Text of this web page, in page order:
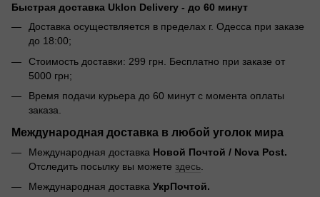
Быстрая доставка Uklon Delivery - до 60 минут
Доставка осуществляется в пределах г. Одесса при заказе
до 18:00;
Стоимость доставки: 299 грн. Бесплатно при заказе от
5000 грн;
Время подачи курьера до 60 минут с момента оплаты
заказа.
Международная доставка в любой уголок мира
Международная доставка Новой Почтой / Nova Post.
Отследить посылку вы можете здесь
Международная доставка УкрПочтой.